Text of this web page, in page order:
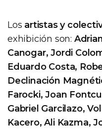
Los artistas y
exhibición son:
Canogar, Jordi
Eduardo Costa,
Declinación
Farocki, Joan
Gabriel Garcilazo,
Kacero, Ali Kazma,